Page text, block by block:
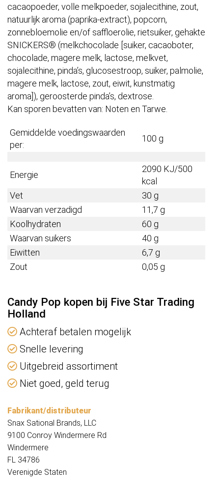
cacaopoeder, volle melkpoeder, sojalecithine, zout,
natuurlijk aroma (paprika-extract), popcorn,
zonnebloemolie en/of saffloerolie, rietsuiker, gehakte
SNICKERS® (melkchocolade [suiker, cacaoboter,
chocolade, magere melk, lactose, melkvet,
sojalecithine, pinda’s, glucosestroop, suiker, palmolie,
magere melk, lactose, zout, eiwit, kunstmatig
aroma]), geroosterde pinda’s, dextrose.
Kan sporen bevatten van: Noten en Tarwe.
Gemiddelde voedingswaarden
per:
100 g
Energie
2090 KJ/500
kcal
Vet
30 g
Waarvan verzadigd
11,7 g
Koolhydraten
60 g
Waarvan suikers
40 g
Eiwitten
6,7 g
Zout
0,05 g
Candy Pop kopen bij Five Star Trading
Holland
Achteraf betalen mogelijk
Snelle levering
Uitgebreid assortiment
Niet goed, geld terug
Fabrikant/distributeur
Snax Sational Brands, LLC
9100 Conroy Windermere Rd
Windermere
FL 34786
Verenigde Staten